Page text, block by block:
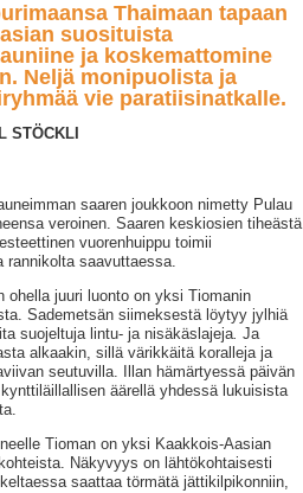
Thaimaan tapaan
suosituista
ja koskemattomine
Neljä monipuolista ja
vie paratiisinatkalle.
STÖCKLI
saaren joukkoon nimetty Pulau
veroinen. Saaren keskiosien tiheästä
vuorenhuippu toimii
rannikolta saavuttaessa.
ohella juuri luonto on yksi Tiomanin
Sademetsän siimeksestä löytyy jylhiä
suojeltuja lintu- ja nisäkäslajeja. Ja
alkaakin, sillä värikkäitä koralleja ja
seutuvilla. Illan hämärtyessä päivän
äärellä yhdessä lukuisista
Tioman on yksi Kaakkois-Aasian
Näkyvyys on lähtökohtaisesti
saattaa törmätä jättikilpikonniin,